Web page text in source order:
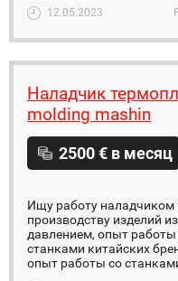
12.05.2023
Наладчик
molding mashin
2500 € в месяц
Ищу работу наладчиком
производству изделий
давлением, опыт
станками китайских
опыт работы со